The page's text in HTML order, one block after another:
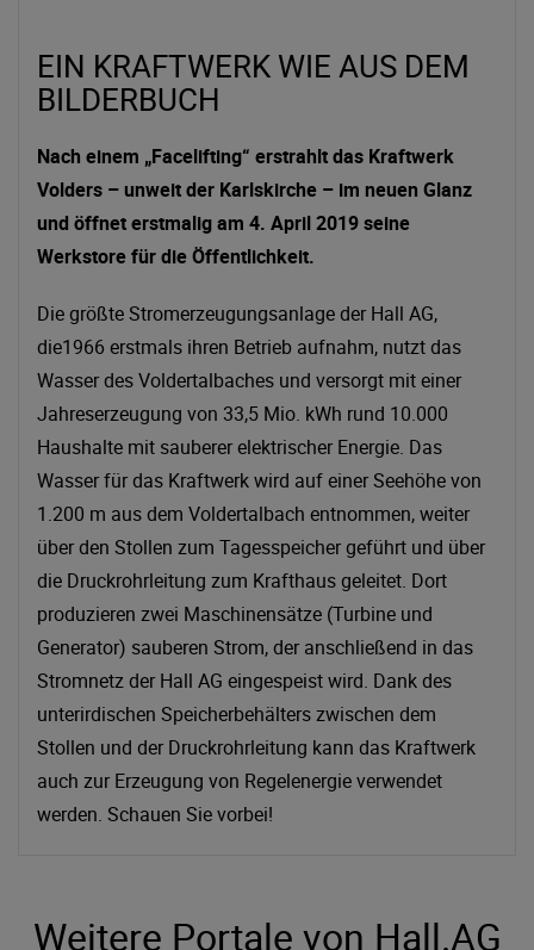
EIN KRAFTWERK WIE AUS DEM
BILDERBUCH
Nach einem „Facelifting“ erstrahlt das Kraftwerk
Volders – unweit der Karlskirche – im neuen Glanz
und öffnet erstmalig am 4. April 2019 seine
Werkstore für die Öffentlichkeit.
Die größte Stromerzeugungsanlage der Hall AG,
die1966 erstmals ihren Betrieb aufnahm, nutzt das
Wasser des Voldertalbaches und versorgt mit einer
Jahreserzeugung von 33,5 Mio. kWh rund 10.000
Haushalte mit sauberer elektrischer Energie. Das
Wasser für das Kraftwerk wird auf einer Seehöhe von
1.200 m aus dem Voldertalbach entnommen, weiter
über den Stollen zum Tagesspeicher geführt und über
die Druckrohrleitung zum Krafthaus geleitet. Dort
produzieren zwei Maschinensätze (Turbine und
Generator) sauberen Strom, der anschließend in das
Stromnetz der Hall AG eingespeist wird. Dank des
unterirdischen Speicherbehälters zwischen dem
Stollen und der Druckrohrleitung kann das Kraftwerk
auch zur Erzeugung von Regelenergie verwendet
werden. Schauen Sie vorbei!
Weitere Portale von Hall.AG